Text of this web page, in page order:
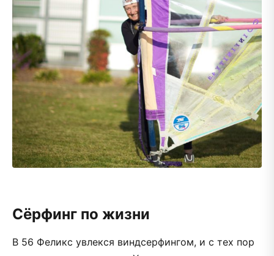
Сёрфинг по жизни
В 56 Феликс увлекся виндсерфингом, и с тех пор